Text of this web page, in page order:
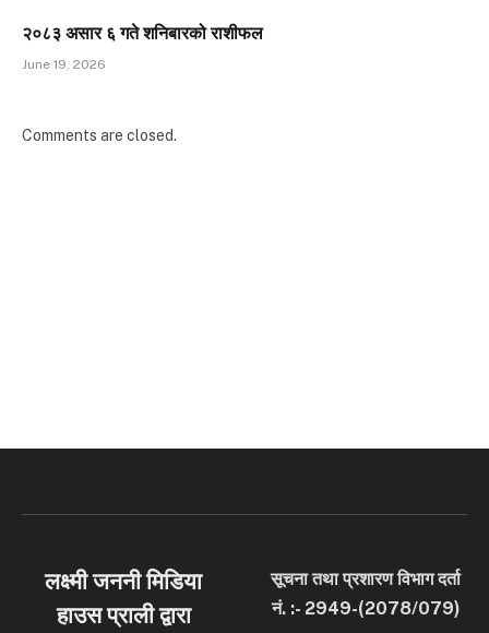
२०८३ असार ६ गते शनिबारको राशीफल
June 19, 2026
Comments are closed.
लक्ष्मी जननी मिडिया
हाउस प्राली द्वारा
सूचना तथा प्रशारण विभाग दर्ता
नं. :- 2949-(2078/079)